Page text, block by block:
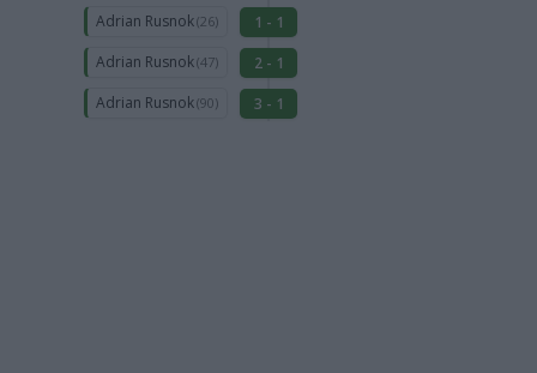
Adrian Rusnok(26)
1 - 1
Adrian Rusnok(47)
2 - 1
Adrian Rusnok(90) 3 - 1